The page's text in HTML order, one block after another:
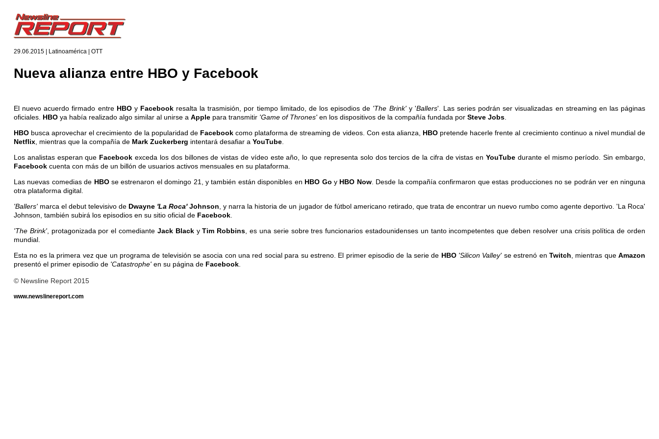
29.06.2015 | Latinoamérica | OTT
Nueva alianza entre HBO y Facebook
El nuevo acuerdo firmado entre HBO y Facebook resalta la trasmisión, por tiempo limitado, de los episodios de 'The Brink'y 'Ballers'. Las series podrán ser visualizadas en streaming en las páginas
oficiales. HBO ya había realizado algo similar al unirse a Apple para transmitir 'Game of Thrones' en los dispositivos de la compañía fundada por Steve Jobs
HBO busca aprovechar el crecimiento de la popularidad de Facebookcomo plataforma de streaming de videos. Con esta alianza, HBO pretende hacerle frente al crecimiento continuo a nivel mundial de
Netflix , mientras que la compañía de Mark Zuckerberg intentará desafiar a YouTube
Los analistas esperan que Facebookexceda los dos billones de vistas de vídeo este año, lo que representa solo dos tercios de la cifra de vistas enYouTube durante el mismo período. Sin embargo,
Facebook cuenta con más de un billón de usuarios activos mensuales en su plataforma.
Las nuevas comedias de HBOse estrenaron el domingo 21, y también están disponibles en HBO Go y HBO Now. Desde la compañía confirmaron que estas producciones no se podrán ver en ninguna
otra plataforma digital.
'Ballers' marca el debut televisivo de Dwayne 'La Roca'Johnson , y narra la historia de un jugador de fútbol americano retirado, que trata de encontrar un nuevo rumbo como agente deportivo. 'La Roca'
Johnson, también subirá los episodios en su sitio oficial de Facebook
'The Brink', protagonizada por el comediante Jack BlackyTim Robbins , es una serie sobre tres funcionarios estadounidenses un tanto incompetentes que deben resolver una crisis política de orden
mundial.
Esta no es la primera vez que un programa de televisión se asocia con una red social para su estreno. El primer episodio de la serie de HBO 'Silicon Valley' se estrenó en Twitch , mientras queAmazon
presentó el primer episodio de 'Catastrophe' en su página de Facebook
© Newsline Report 2015
www.newslinereport.com